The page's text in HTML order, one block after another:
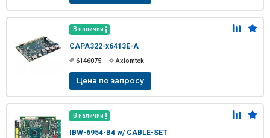
В наличии
CAPA322-x6413E-A
6146075 Axiomtek
Цена по запросу
В наличии
IBW-6954-B4 w/ CABLE-SET